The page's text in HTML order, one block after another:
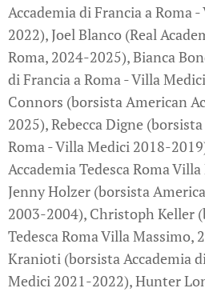
Accademia di Francia a Roma
2022), Joel Blanco (Real
Roma, 2024-2025), Bianca
di Francia a Roma - Villa
Connors (borsista American
2025), Rebecca Digne
Roma - Villa Medici 2018-
Accademia Tedesca Roma
Jenny Holzer (borsista
2003-2004), Christoph Keller
Tedesca Roma Villa Massimo,
Kranioti (borsista Accademia
Medici 2021-2022), Hunter